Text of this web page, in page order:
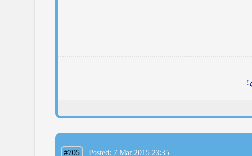
#705 Posted: 7 Mar 2015 23:35